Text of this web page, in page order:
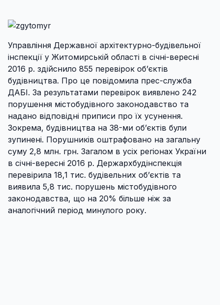
Управління Державної архітектурно-будівельної
інспекції у Житомирській області в січні-вересні
2016 р. здійснило 855 перевірок об’єктів
будівництва. Про це повідомила прес-служба
ДАБІ. За результатами перевірок виявлено 242
порушення містобудівного законодавство та
надано відповідні приписи про їх усунення.
Зокрема, будівництва на 38-ми об’єктів були
зупинені. Порушників оштрафовано на загальну
суму 2,8 млн. грн. Загалом в усіх регіонах України
в січні-вересні 2016 р. Держархбудінспекція
перевірила 18,1 тис. будівельних об’єктів та
виявила 5,8 тис. порушень містобудівного
законодавства, що на 20% більше ніж за
аналогічний період минулого року.